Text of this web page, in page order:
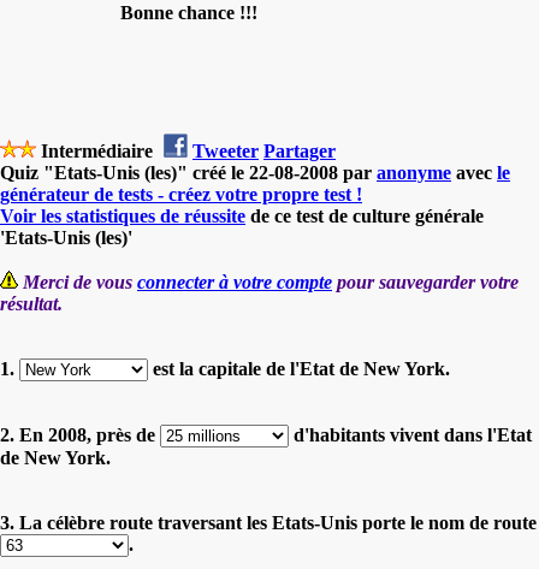
Bonne chance !!!
Intermédiaire Tweeter Partager
Quiz "Etats-Unis (les)" créé le 22-08-2008 par anonyme avec le
générateur de tests - créez votre propre test !
Voir les statistiques de réussite de ce test de culture générale
'Etats-Unis (les)'
Merci de vous connecter à votre compte pour sauvegarder votre
résultat.
1. est la capitale de l'Etat de New York.
2. En 2008, près de
d'habitants vivent dans l'Etat
de New York.
3. La célèbre route traversant les Etats-Unis porte le nom de route
.